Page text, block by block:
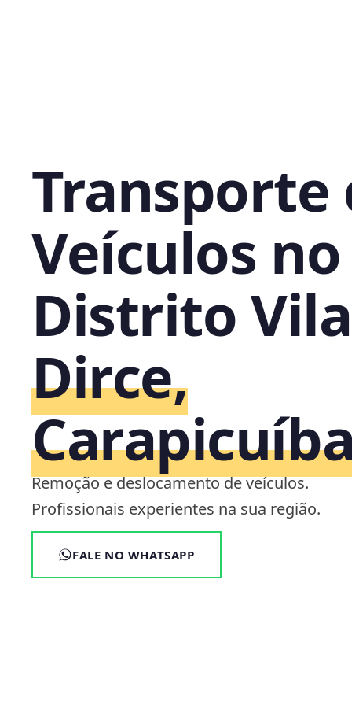
Transporte
Veículos no
Distrito Vila
Dirce,
Remoção e deslocamento de veículos.
Profissionais experientes na sua região.
FALE NO WHATSAPP